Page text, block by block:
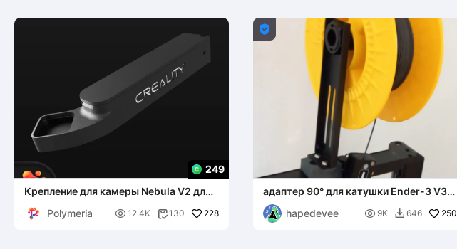
249
Крепление для камеры Nebula V2 для
Polymeria
 12.4K 130 228

адаптер 90° для катушки Ender-3 V3
SE/KE
hapedevee
 9K  646 250